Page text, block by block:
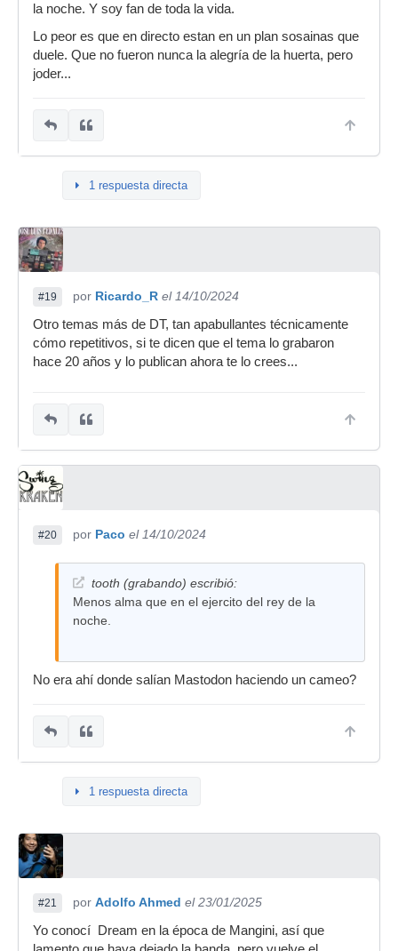
la noche. Y soy fan de toda la vida.
Lo peor es que en directo estan en un plan sosainas que
duele. Que no fueron nunca la alegría de la huerta, pero
joder...
1 respuesta directa
#19 por Ricardo_R el 14/10/2024
Otro temas más de DT, tan apabullantes técnicamente
cómo repetitivos, si te dicen que el tema lo grabaron
hace 20 años y lo publican ahora te lo crees...
#20 por Paco el 14/10/2024
tooth (grabando) escribió:
Menos alma que en el ejercito del rey de la
noche.
No era ahí donde salían Mastodon haciendo un cameo?
1 respuesta directa
#21 por Adolfo Ahmed el 23/01/2025
Yo conocí Dream en la época de Mangini, así que